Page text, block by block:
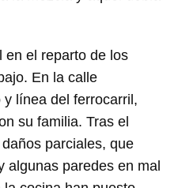
en el reparto de los
En la calle
línea del ferrocarril,
su familia. Tras el
parciales, que
algunas paredes en mal